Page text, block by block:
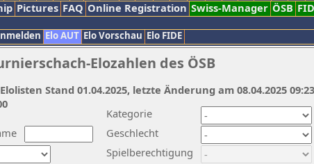
Pictures FAQ Online Registration Swiss-Manager ÖSB
Elo AUT Elo Vorschau Elo FIDE
Elozahlen des ÖSB
Kategorie
Geschlecht
Spielberechtigung
Stand 01.04.2025, letzte Änderung am 08.04.2025